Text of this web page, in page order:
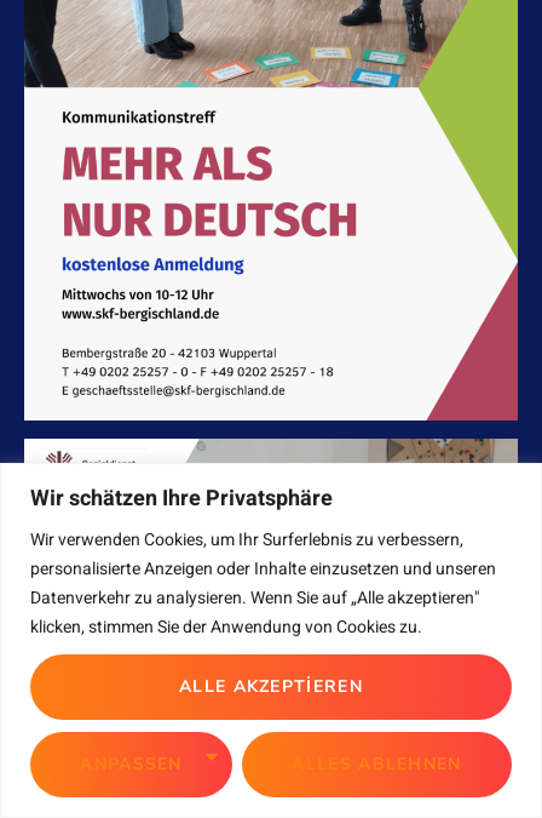
Wir schätzen Ihre Privatsphäre
Wir verwenden Cookies, um Ihr Surferlebnis zu verbessern,
personalisierte Anzeigen oder Inhalte einzusetzen und unseren
Datenverkehr zu analysieren. Wenn Sie auf „Alle akzeptieren"
klicken, stimmen Sie der Anwendung von Cookies zu.
ANPASSEN ALLES ABLEHNEN
ALLE AKZEPTIEREN